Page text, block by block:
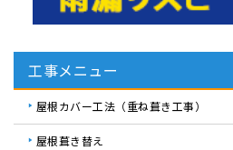
工事メニュー
屋根カバー工法（重ね葺き工事）
屋根葺き替え